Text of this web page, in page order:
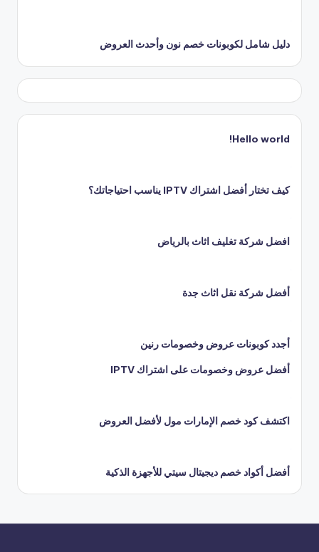
دليل شامل لكوبونات خصم نون وأحدث العروض
Hello world!
كيف تختار أفضل اشتراك IPTV يناسب احتياجاتك؟
افضل شركة تغليف اثاث بالرياض
أفضل شركة نقل اثاث جدة
أجدد كوبونات عروض وخصومات رنين
أفضل عروض وخصومات على اشتراك IPTV
اكتشف كود خصم الإمارات مول لأفضل العروض
أفضل أكواد خصم ديجيتال سيتي للأجهزة الذكية